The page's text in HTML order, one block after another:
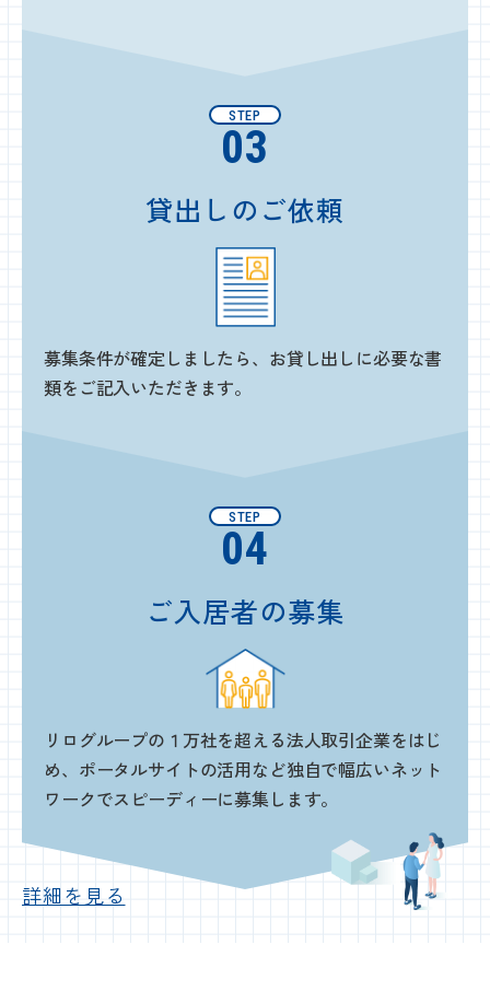
STEP
03
貸出しのご依頼
募集条件が確定しましたら、お貸し出しに必要な書
類をご記入いただきます。
STEP
04
ご入居者の募集
リログループの１万社を超える法人取引企業をはじ
め、ポータルサイトの活用など独自で幅広いネット
ワークでスピーディーに募集します。
詳細を見る